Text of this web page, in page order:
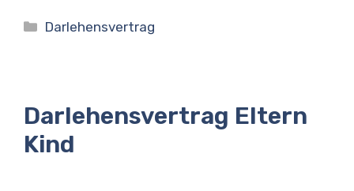
Kategorien
Darlehensvertrag
Darlehensvertrag Eltern
Kind